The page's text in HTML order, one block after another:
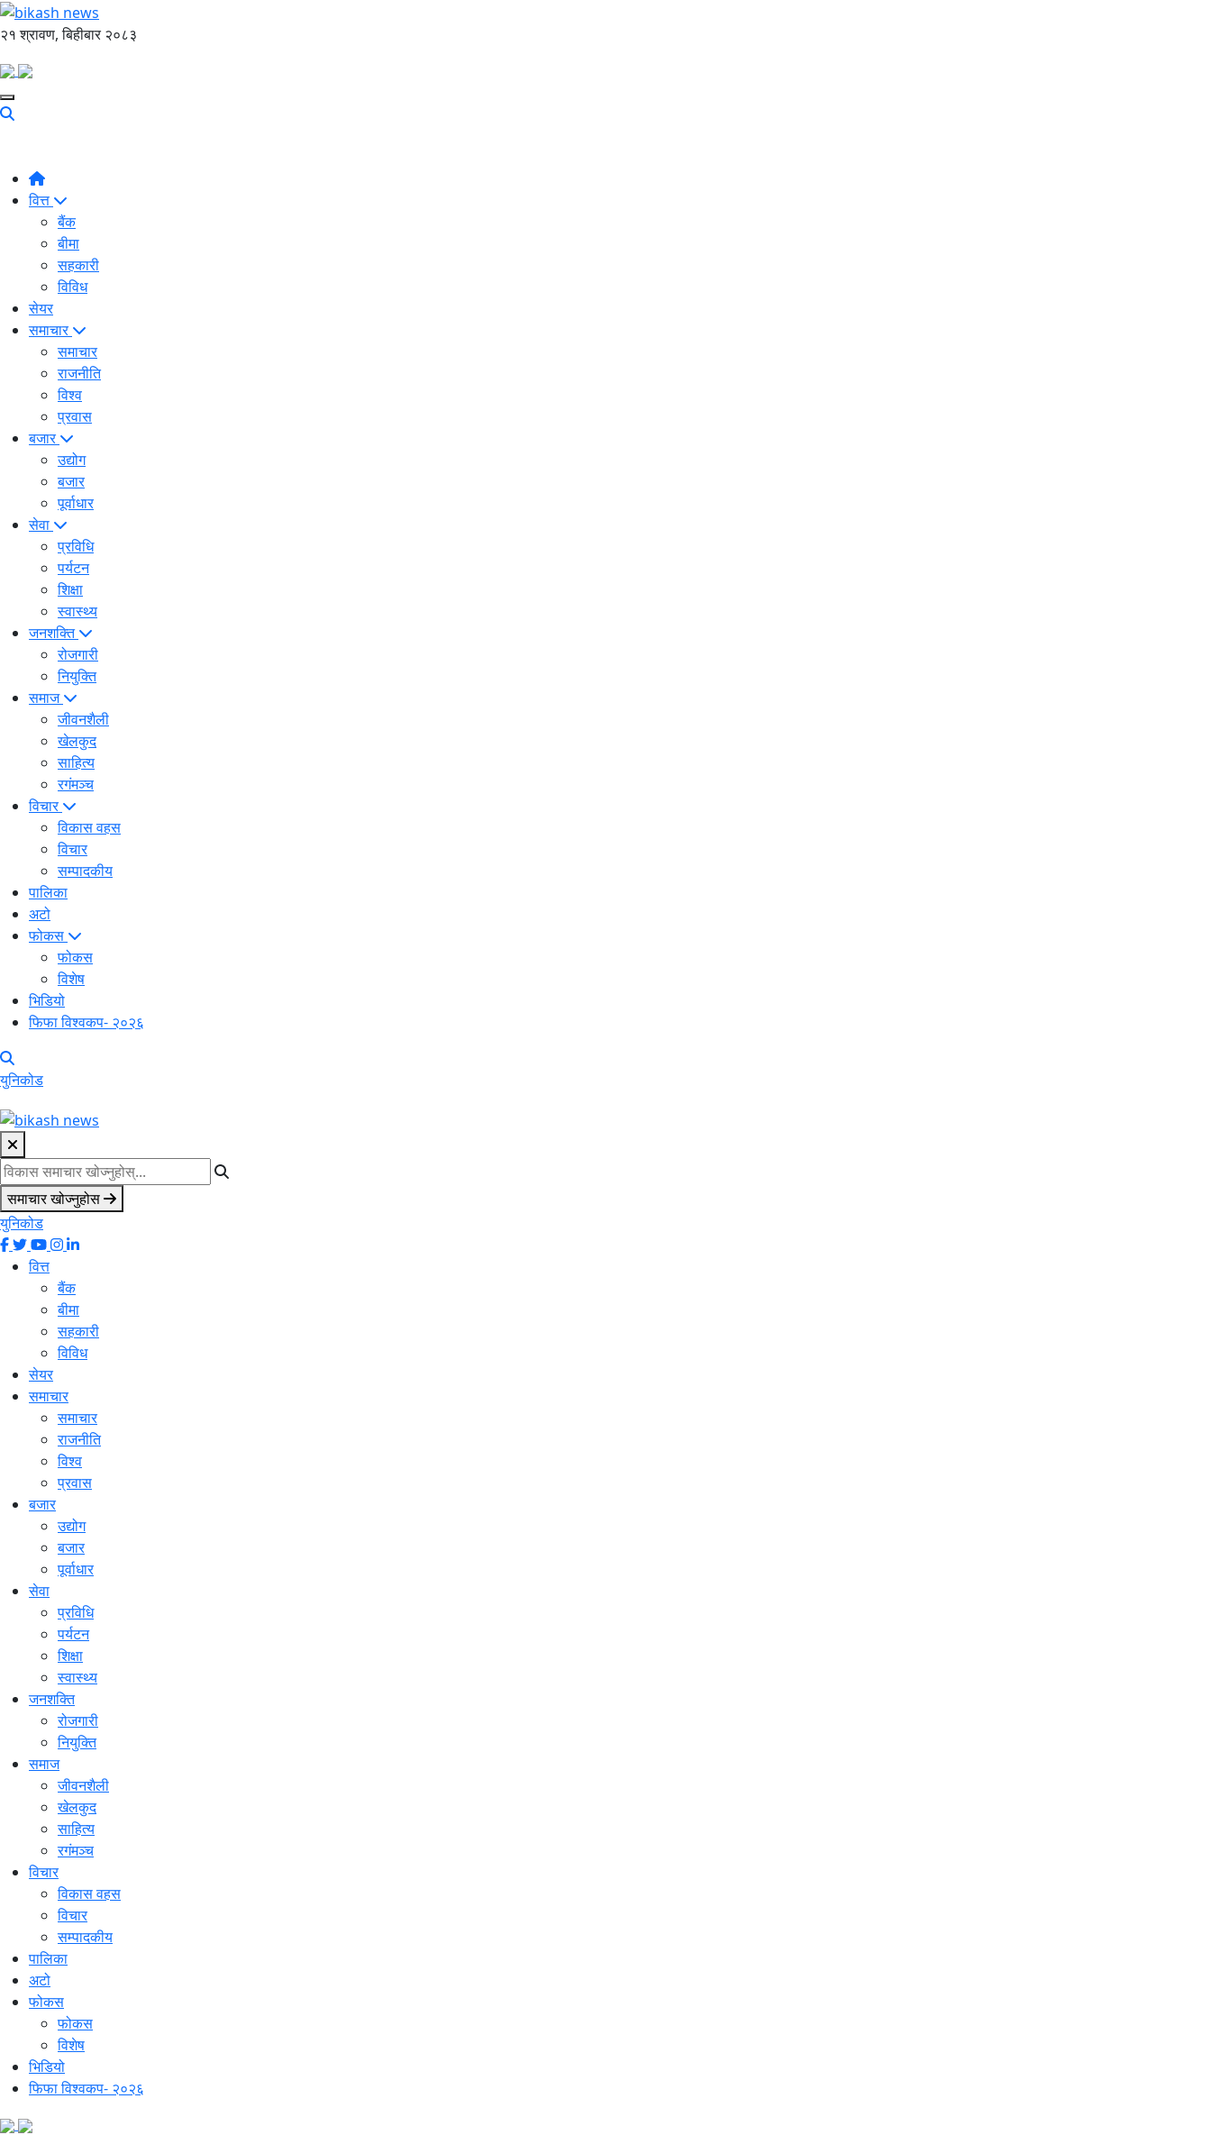
२१ श्रावण, बिहीबार २०८३
वित्त
बैंक
बीमा
सहकारी
विविध
सेयर
समाचार
समाचार
राजनीति
विश्व
प्रवास
बजार
उद्योग
बजार
पूर्वाधार
सेवा
प्रविधि
पर्यटन
शिक्षा
स्वास्थ्य
जनशक्ति
रोजगारी
नियुक्ति
समाज
जीवनशैली
खेलकुद
साहित्य
रगंमञ्च
विचार
विकास वहस
विचार
सम्पादकीय
पालिका
अटो
फोकस
फोकस
विशेष
भिडियो
फिफा विश्वकप- २०२६
युनिकोड
समाचार खोज्नुहोस
युनिकोड
वित्त
बैंक
बीमा
सहकारी
विविध
सेयर
समाचार
समाचार
राजनीति
विश्व
प्रवास
बजार
उद्योग
बजार
पूर्वाधार
सेवा
प्रविधि
पर्यटन
शिक्षा
स्वास्थ्य
जनशक्ति
रोजगारी
नियुक्ति
समाज
जीवनशैली
खेलकुद
साहित्य
रगंमञ्च
विचार
विकास वहस
विचार
सम्पादकीय
पालिका
अटो
फोकस
फोकस
विशेष
भिडियो
फिफा विश्वकप- २०२६